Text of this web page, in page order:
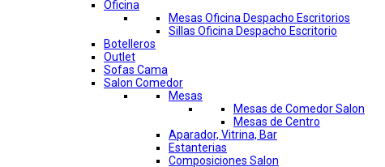
Oficina
Mesas Oficina Despacho Escritorios
Sillas Oficina Despacho Escritorio
Botelleros
Outlet
Sofas Cama
Salon Comedor
Mesas
Mesas de Comedor Salon
Mesas de Centro
Aparador, Vitrina, Bar
Estanterias
Composiciones Salon